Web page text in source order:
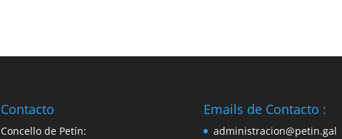
Contacto
Concello de Petín:
Emails de Contacto :
administracion@petin.gal